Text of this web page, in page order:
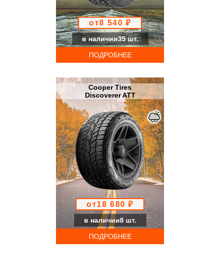
от8 540 ₽
в наличии35 шт.
ПОДРОБНЕЕ
Cooper Tires
Discoverer ATT
от18 680 ₽
в наличии8 шт.
ПОДРОБНЕЕ